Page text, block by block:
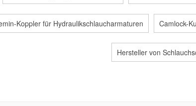
Koppler für Hydraulikschlaucharmaturen Camlock-
Hersteller von